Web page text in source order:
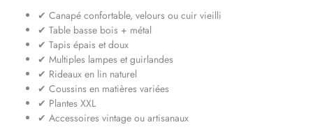
✔ Canapé confortable, velours ou cuir vieilli
✔ Table basse bois + métal
✔ Tapis épais et doux
✔ Multiples lampes et guirlandes
✔ Rideaux en lin naturel
✔ Coussins en matières variées
✔ Plantes XXL
✔ Accessoires vintage ou artisanaux